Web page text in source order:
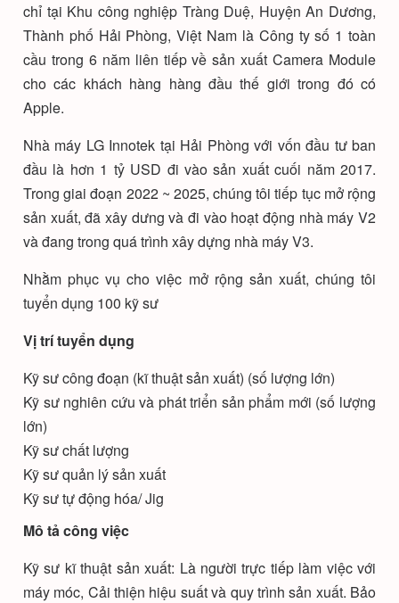
chỉ tại Khu công nghiệp Tràng Duệ, Huyện An Dương,
Thành phố Hải Phòng, Việt Nam là Công ty số 1 toàn
cầu trong 6 năm liên tiếp về sản xuất Camera Module
cho các khách hàng hàng đầu thế giới trong đó có
Apple.
Nhà máy LG Innotek tại Hải Phòng với vốn đầu tư ban
đầu là hơn 1 tỷ USD đi vào sản xuất cuối năm 2017.
Trong giai đoạn 2022 ~ 2025, chúng tôi tiếp tục mở rộng
sản xuất, đã xây dưng và đi vào hoạt động nhà máy V2
và đang trong quá trình xây dựng nhà máy V3.
Nhằm phục vụ cho việc mở rộng sản xuất, chúng tôi
tuyển dụng 100 kỹ sư
Vị trí tuyển dụng
Kỹ sư công đoạn (kĩ thuật sản xuất) (số lượng lớn)
Kỹ sư nghiên cứu và phát triển sản phẩm mới (số lượng
lớn)
Kỹ sư chất lượng
Kỹ sư quản lý sản xuất
Kỹ sư tự động hóa/ Jig
Mô tả công việc
Kỹ sư kĩ thuật sản xuất: Là người trực tiếp làm việc với
máy móc, Cải thiện hiệu suất và quy trình sản xuất. Bảo